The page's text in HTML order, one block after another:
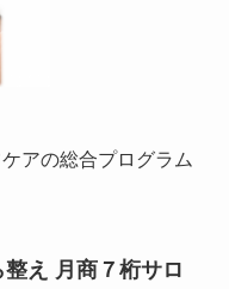
アの総合プログラム
え 月商７桁サロ